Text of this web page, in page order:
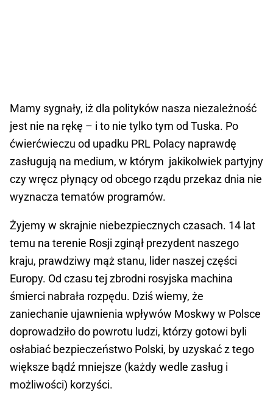
Mamy sygnały, iż dla polityków nasza niezależność
jest nie na rękę – i to nie tylko tym od Tuska. Po
ćwierćwieczu od upadku PRL Polacy naprawdę
zasługują na medium, w którym jakikolwiek partyjny
czy wręcz płynący od obcego rządu przekaz dnia nie
wyznacza tematów programów.
Żyjemy w skrajnie niebezpiecznych czasach. 14 lat
temu na terenie Rosji zginął prezydent naszego
kraju, prawdziwy mąż stanu, lider naszej części
Europy. Od czasu tej zbrodni rosyjska machina
śmierci nabrała rozpędu. Dziś wiemy, że
zaniechanie ujawnienia wpływów Moskwy w Polsce
doprowadziło do powrotu ludzi, którzy gotowi byli
osłabiać bezpieczeństwo Polski, by uzyskać z tego
większe bądź mniejsze (każdy wedle zasług i
możliwości) korzyści.